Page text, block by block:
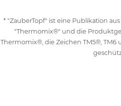
* "ZauberTopf" ist eine Publikation
"Thermomix®" und die
Thermomix®, die Zeichen TM5®,